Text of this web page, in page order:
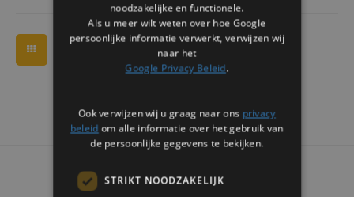
Nieuwsbrief
noodzakelijke en functionele.
Als u meer wilt weten over hoe Google
persoonlijke informatie verwerkt, verwijzen wij
naar het
Google Privacy Beleid.
Ook verwijzen wij u graag naar ons privacy
beleid om alle informatie over het gebruik van
de persoonlijke gegevens te bekijken.
STRIKT NOODZAKELIJK